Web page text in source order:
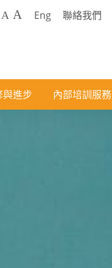
A A Eng 聯絡我們
與進步 內部培訓服務